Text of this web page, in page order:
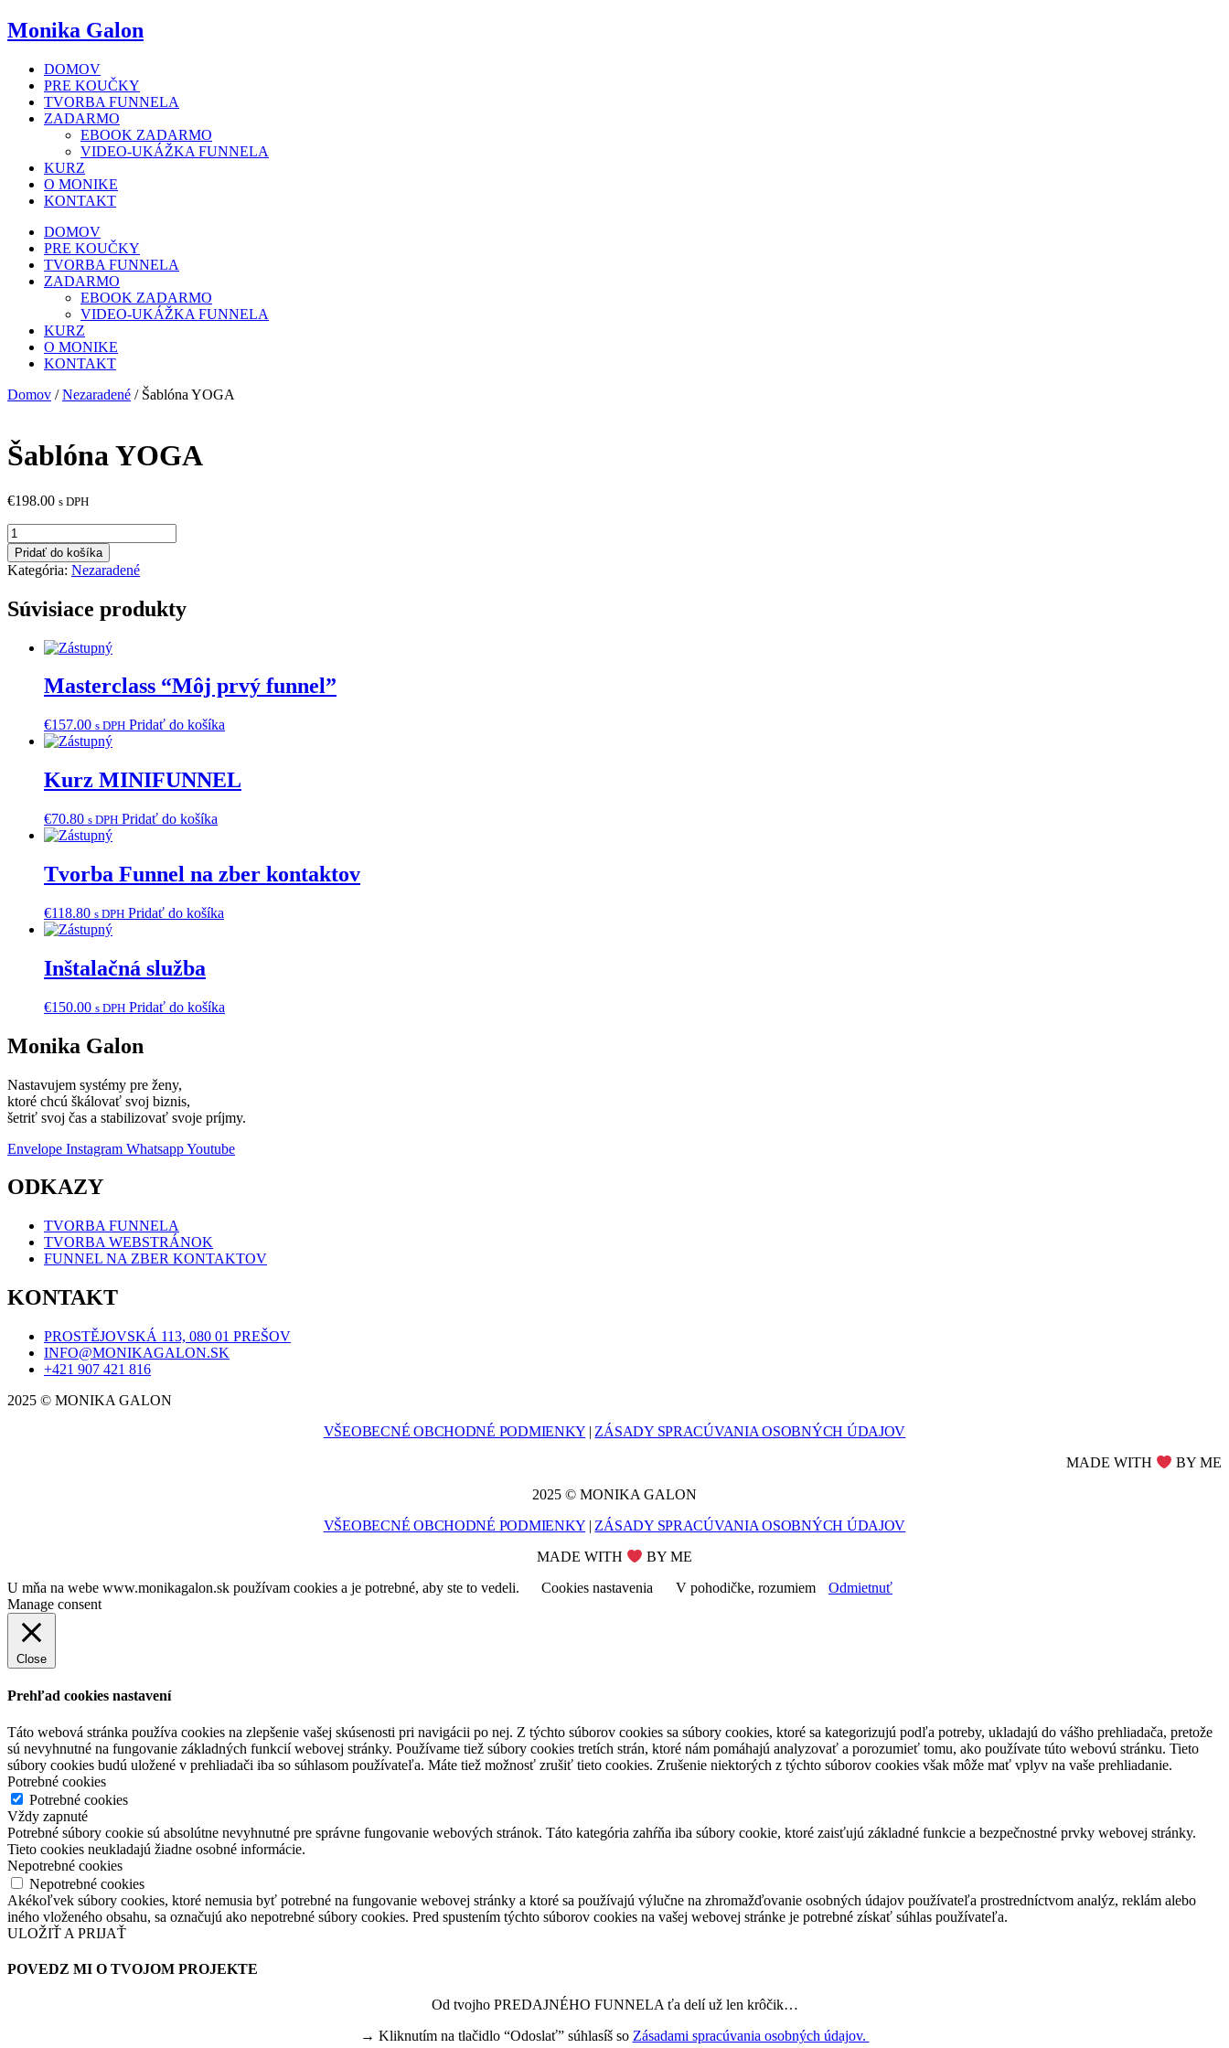
Preskočiť
na
Monika Galon
DOMOV
PRE KOUČKY
TVORBA FUNNELA
ZADARMO
EBOOK ZADARMO
VIDEO-UKÁŽKA FUNNELA
KURZ
O MONIKE
KONTAKT
DOMOV
PRE KOUČKY
TVORBA FUNNELA
ZADARMO
EBOOK ZADARMO
VIDEO-UKÁŽKA FUNNELA
KURZ
O MONIKE
KONTAKT
Domov /Nezaradené / Šablóna YOGA
Šablóna YOGA
€198.00 s DPH
množstvo
Šablóna
YOGA
Pridať do košíka
Kategória: Nezaradené
Súvisiace produkty
Masterclass “Môj prvý funnel”
€157.00 s DPH Pridať do košíka
Kurz MINIFUNNEL
€70.80 s DPH Pridať do košíka
Tvorba Funnel na zber kontaktov
€118.80 s DPH Pridať do košíka
Inštalačná služba
€150.00 s DPH Pridať do košíka
Monika Galon
Nastavujem systémy pre ženy,
ktoré chcú škálovať svoj biznis,
šetriť svoj čas a stabilizovať svoje príjmy.
Envelope Instagram WhatsappYoutube
ODKAZY
TVORBA FUNNELA
TVORBA WEBSTRÁNOK
FUNNEL NA ZBER KONTAKTOV
KONTAKT
PROSTĚJOVSKÁ 113, 080 01 PREŠOV
INFO@MONIKAGALON.SK
+421 907 421 816
2025 © MONIKA GALON
VŠEOBECNÉ OBCHODNÉ PODMIENKY | ZÁSADY SPRACÚVANIA OSOBNÝCH ÚDAJOV
MADE WITH
BY ME
2025 © MONIKA GALON
VŠEOBECNÉ OBCHODNÉ PODMIENKY | ZÁSADY SPRACÚVANIA OSOBNÝCH ÚDAJOV
MADE WITH
BY ME
U mňa na webe www.monikagalon.sk používam cookies a je potrebné, aby ste to vedeli.
Cookies nastavenia V pohodičke, rozumiem
Odmietnuť
Manage consent
Close
Prehľad cookies nastavení
Táto webová stránka používa cookies na zlepšenie vašej skúsenosti pri navigácii po nej. Z týchto súborov cookies sa súbory cookies, ktoré sa kategorizujú podľa potreby, ukladajú do vášho prehliadača, pretože
sú nevyhnutné na fungovanie základných funkcií webovej stránky. Používame tiež súbory cookies tretích strán, ktoré nám pomáhajú analyzovať a porozumieť tomu, ako používate túto webovú stránku. Tieto
súbory cookies budú uložené v prehliadači iba so súhlasom používateľa. Máte tiež možnosť zrušiť tieto cookies. Zrušenie niektorých z týchto súborov cookies však môže mať vplyv na vaše prehliadanie.
Potrebné cookies
Potrebné cookies
Vždy zapnuté
Potrebné súbory cookie sú absolútne nevyhnutné pre správne fungovanie webových stránok. Táto kategória zahŕňa iba súbory cookie, ktoré zaisťujú základné funkcie a bezpečnostné prvky webovej stránky.
Tieto cookies neukladajú žiadne osobné informácie.
Nepotrebné cookies
Nepotrebné cookies
Akékoľvek súbory cookies, ktoré nemusia byť potrebné na fungovanie webovej stránky a ktoré sa používajú výlučne na zhromažďovanie osobných údajov používateľa prostredníctvom analýz, reklám alebo
iného vloženého obsahu, sa označujú ako nepotrebné súbory cookies. Pred spustením týchto súborov cookies na vašej webovej stránke je potrebné získať súhlas používateľa.
ULOŽIŤ A PRIJAŤ
POVEDZ MI O TVOJOM PROJEKTE
Od tvojho PREDAJNÉHO FUNNELA ťa delí už len krôčik…
→ Kliknutím na tlačidlo “Odoslať” súhlasíš so Zásadami spracúvania osobných údajov.